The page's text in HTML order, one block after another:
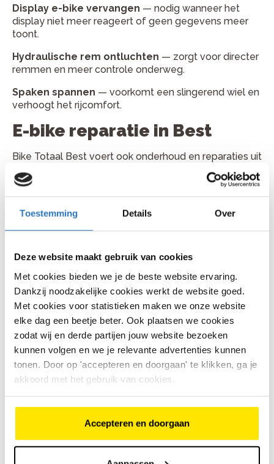
Toestemming Details Over
Deze website maakt gebruik van cookies
Met cookies bieden we je de beste website ervaring.
Dankzij noodzakelijke cookies werkt de website goed.
Met cookies voor statistieken maken we onze website
elke dag een beetje beter. Ook plaatsen we cookies
zodat wij en derde partijen jouw website bezoeken
kunnen volgen en we je relevante advertenties kunnen
tonen. Door op 'accepteren en doorgaan' te klikken, ga je
akkoord met het gebruik van cookies.
Accepteren en doorgaan
Display e-bike vervangen — nodig wanneer het
display niet meer reageert of geen gegevens meer
toont.
Hydraulische rem ontluchten — zorgt voor directer
remmen en meer controle onderweg.
Spaken spannen — voorkomt een slingerend wiel en
verhoogt het rijcomfort.
E-bike reparatie in Best
Bike Totaal Best voert ook onderhoud en reparaties uit
aan e-bikes. De werkplaats helpt dagelijks e-bike
gebruikers uit Best en omgeving met software-
updates, accutesten en reparaties aan motor, display
en aandrijving. Of je nu dagelijks naar je werk fietst of
recreatieve tochten maakt door Het Groene Woud en
de Brabantse Kempen, regelmatig onderhoud helpt
e-bike te verlengen. Daarnaast kun je in de winkel
verschillende e-bikes bekijken en deskundig advies
krijgen over de juiste fiets voor jouw gebruik.
Plan je fietsreparatie bij Bike
Totaal Best
Je vindt Bike Totaal Best aan Nieuwstraat 75, 5683 KB
in Best. Bellen kan via0499 371 690. Kom gerust langs
met je fiets of bel vooraf voor een handig moment.
De monteurs helpen je graag weer snel en veilig op
weg.